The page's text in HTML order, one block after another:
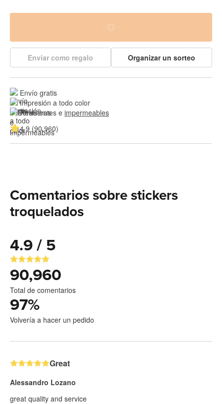
Enviar como regalo Organizar un sorteo
Envío gratis
Impresión a todo color
Resistentes e impermeables
4.9 (90,960)
Comentarios sobre stickers
troquelados
4.9 / 5
90,960
Total de comentarios
97%
Volvería a hacer un pedido
Great
Alessandro Lozano
great quality and service